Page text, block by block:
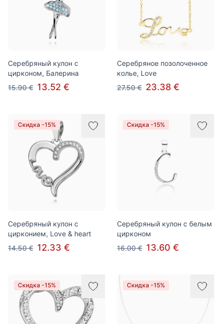
Серебряный кулон с
цирконом, Балерина
15.90 € 13.52 €
Серебряное позолоченное
колье, Love
27.50 € 23.38 €
Скидка -15%
Серебряный кулон с
цирконием, Love & heart
14.50 € 12.33 €
Скидка -15%
Серебряный кулон с белым
цирконом
16.00 € 13.60 €
Скидка -15% Скидка -15%